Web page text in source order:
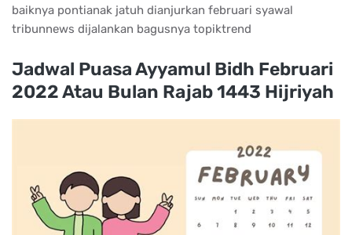
baiknya pontianak jatuh dianjurkan februari syawal
tribunnews dijalankan bagusnya topiktrend
Jadwal Puasa Ayyamul Bidh Februari
2022 Atau Bulan Rajab 1443 Hijriyah